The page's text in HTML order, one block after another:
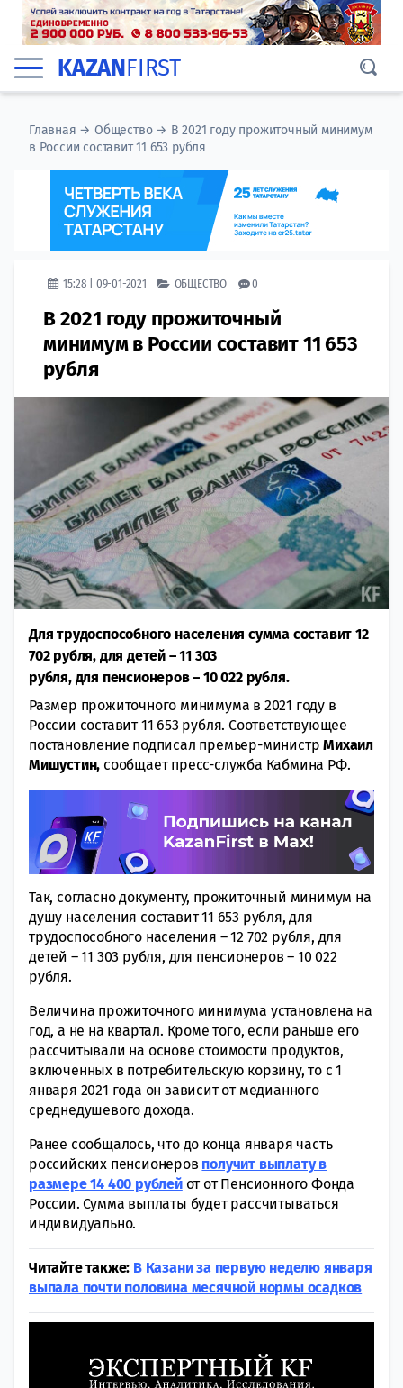
KAZANFIRST
Главная →Общество→ В 2021 году прожиточный минимум
в России составит 11 653 рубля
15:28 | 09-01-2021 ОБЩЕСТВО 0
В 2021 году прожиточный
минимум в России составит 11 653
рубля
Для трудоспособного населения сумма составит 12
702 рубля, для детей – 11 303
рубля, для пенсионеров – 10 022 рубля.
Размер прожиточного минимума в 2021 году в
России составит 11 653 рубля. Соответствующее
постановление подписал премьер-министр Михаил
Мишустин, сообщает пресс-служба Кабмина РФ.
Так, согласно документу, прожиточный минимум на
душу населения составит 11 653 рубля, для
трудоспособного населения – 12 702 рубля, для
детей – 11 303 рубля, для пенсионеров – 10 022
рубля.
Величина прожиточного минимума установлена на
год, а не на квартал. Кроме того, если раньше его
рассчитывали на основе стоимости продуктов,
включенных в потребительскую корзину, то с 1
января 2021 года он зависит от медианного
среднедушевого дохода.
Ранее сообщалось, что до конца января часть
российских пенсионеров получит выплату в
размере 14 400 рублей от от Пенсионного Фонда
России. Сумма выплаты будет рассчитываться
индивидуально.
Читайте также: В Казани за первую неделю января
выпала почти половина месячной нормы осадков